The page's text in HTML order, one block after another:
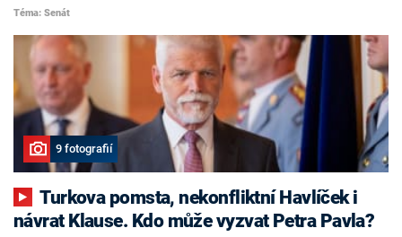
Téma: Senát
9 fotografií
Turkova pomsta, nekonfliktní Havlíček i
návrat Klause. Kdo může vyzvat Petra Pavla?